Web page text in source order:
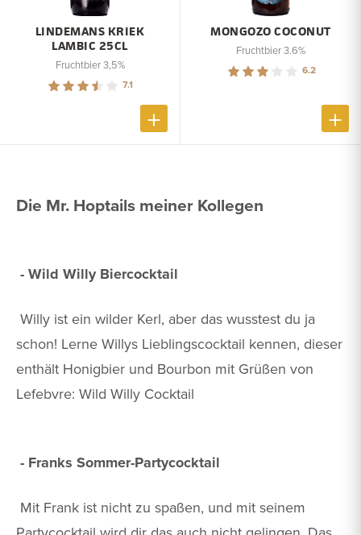
LINDEMANS KRIEK
LAMBIC 25CL
Fruchtbier 3,5%
7.1
MONGOZO COCONUT
Fruchtbier 3.6%
6.2
Die Mr. Hoptails meiner Kollegen
- Wild Willy Biercocktail
Willy ist ein wilder Kerl, aber das wusstest du ja
schon! Lerne Willys Lieblingscocktail kennen, dieser
enthält Honigbier und Bourbon mit Grüßen von
Lefebvre: Wild Willy Cocktail
- Franks Sommer-Partycocktail
Mit Frank ist nicht zu spaßen, und mit seinem